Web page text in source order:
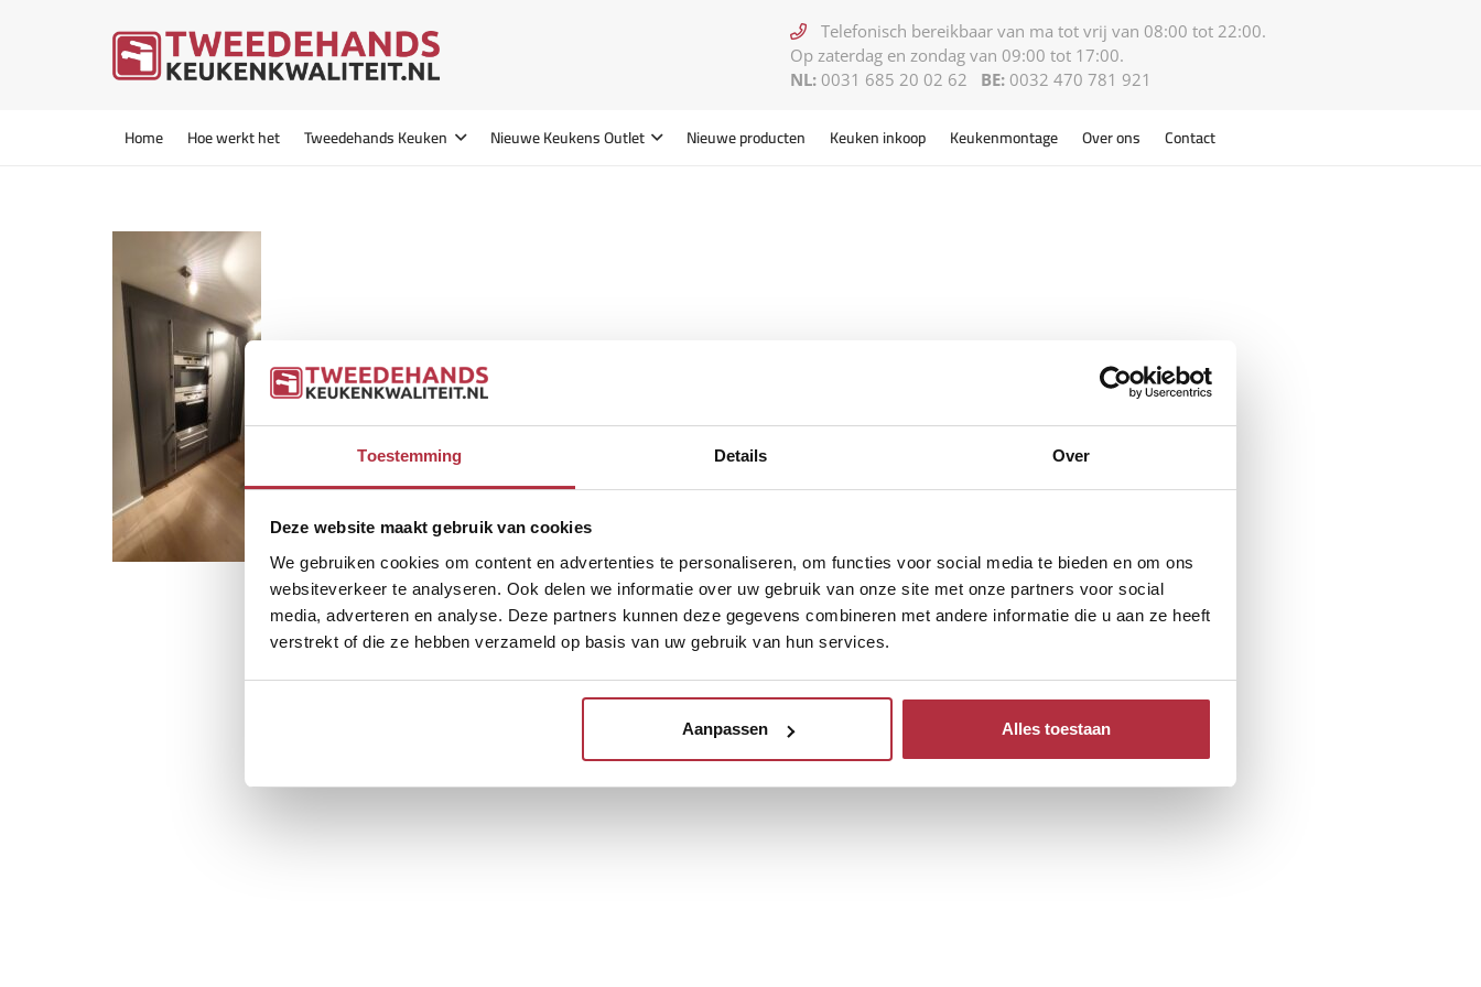
Toestemming Details Over
Deze website maakt gebruik van cookies
We gebruiken cookies om content en advertenties te personaliseren, om functies voor social media te bieden en om ons
websiteverkeer te analyseren. Ook delen we informatie over uw gebruik van onze site met onze partners voor social
media, adverteren en analyse. Deze partners kunnen deze gegevens combineren met andere informatie die u aan ze heeft
verstrekt of die ze hebben verzameld op basis van uw gebruik van hun services.
Aanpassen Alles toestaan
Telefonisch bereikbaar van ma tot vrij van 08:00 tot 22:00.
Op zaterdag en zondag van 09:00 tot 17:00.
NL: 0031 685 20 02 62 BE: 0032 470 781 921
Home Hoe werkt het Tweedehands Keuken Nieuwe KeukensOutlet Nieuwe producten Keuken inkoop Keukenmontage Over ons Contact